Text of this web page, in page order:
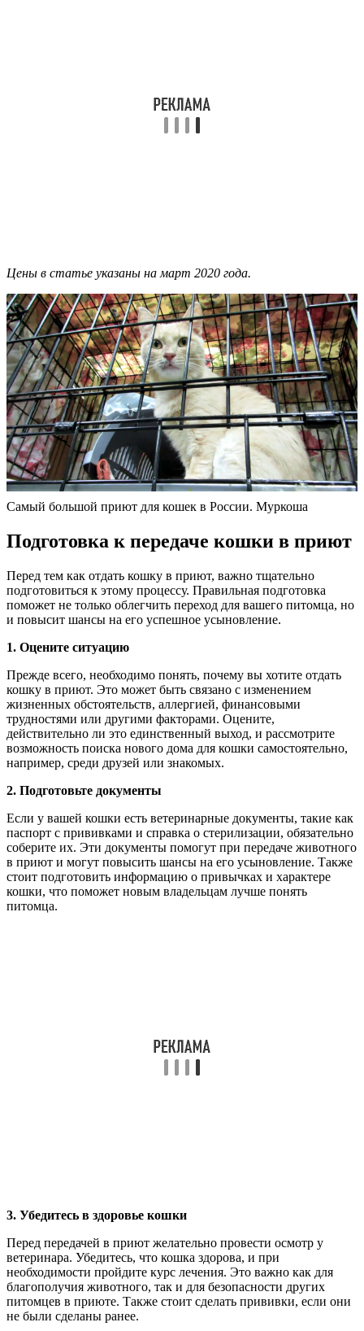
Цены в статье указаны на март 2020 года.
Самый большой приют для кошек в России. Муркоша
Подготовка к передаче кошки в приют
Перед тем как отдать кошку в приют, важно тщательно
подготовиться к этому процессу. Правильная подготовка
поможет не только облегчить переход для вашего питомца, но
и повысит шансы на его успешное усыновление.
1. Оцените ситуацию
Прежде всего, необходимо понять, почему вы хотите отдать
кошку в приют. Это может быть связано с изменением
жизненных обстоятельств, аллергией, финансовыми
трудностями или другими факторами. Оцените,
действительно ли это единственный выход, и рассмотрите
возможность поиска нового дома для кошки самостоятельно,
например, среди друзей или знакомых.
2. Подготовьте документы
Если у вашей кошки есть ветеринарные документы, такие как
паспорт с прививками и справка о стерилизации, обязательно
соберите их. Эти документы помогут при передаче животного
в приют и могут повысить шансы на его усыновление. Также
стоит подготовить информацию о привычках и характере
кошки, что поможет новым владельцам лучше понять
питомца.
3. Убедитесь в здоровье кошки
Перед передачей в приют желательно провести осмотр у
ветеринара. Убедитесь, что кошка здорова, и при
необходимости пройдите курс лечения. Это важно как для
благополучия животного, так и для безопасности других
питомцев в приюте. Также стоит сделать прививки, если они
не были сделаны ранее.